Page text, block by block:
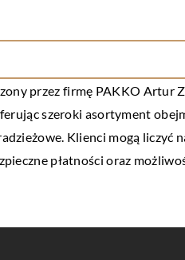
przez firmę PAKKO Artur
szeroki asortyment
Klienci mogą liczyć
płatności oraz